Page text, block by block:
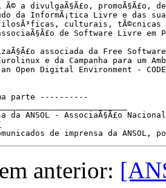
Ã© a divulgaÃ§Ã£o, promoÃ§Ã£o,
da InformÃ¡tica Livre e das
culturais, tÃ©cnicas
de Software Livre em
associada da Free
e da Campanha para um
Open Digital Environment -
parte ----------
de imprensa da
anterior: